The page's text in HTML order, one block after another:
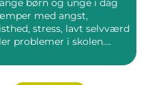
med angst,
stress, lavt selvværd
problemer i skolen....